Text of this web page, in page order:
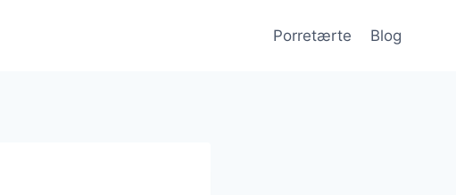
Porretærte Blog